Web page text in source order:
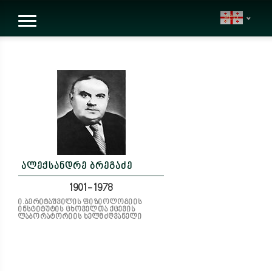
geo
ალექსანდრე ბრეგაძე
1901-1978
ი.ბერიტაშვილის ფიზიოლოგიის
ინსტიტუტის ცხოველთა ქცევის
ლაბორატორიის ხელმძღვანელი